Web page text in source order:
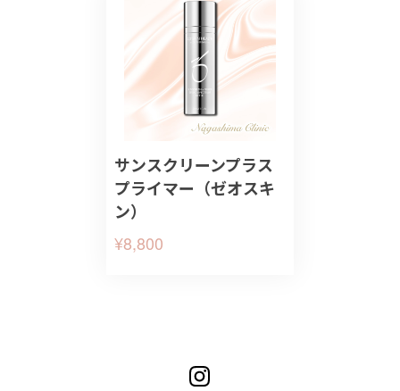
サンスクリーンプラス
プライマー（ゼオスキ
ン）
¥8,800